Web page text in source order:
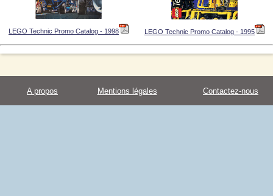
LEGO Technic Promo Catalog - 1998 LEGO Technic Promo Catalog - 1995
A propos Mentions légales Contactez-nous